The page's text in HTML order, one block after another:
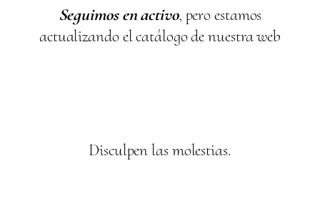
Seguimos en activo, pero estamos
actualizando el catálogo de nuestra web
Disculpen las molestias.